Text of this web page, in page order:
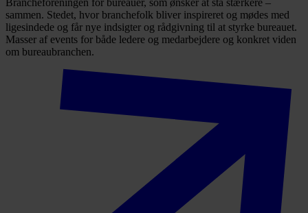
Brancheforeningen for bureauer, som ønsker at stå stærkere –
sammen. Stedet, hvor branchefolk bliver inspireret og mødes med
ligesindede og får nye indsigter og rådgivning til at styrke bureauet.
Masser af events for både ledere og medarbejdere og konkret viden
om bureaubranchen.